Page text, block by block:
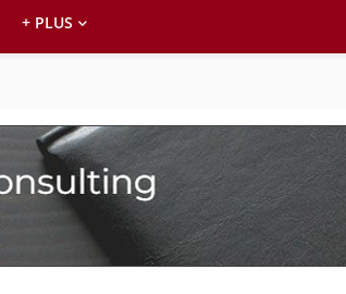
+ PLUS